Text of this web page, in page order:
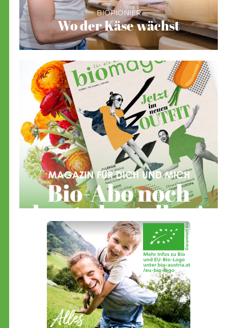
BIOPIONIER
Wo der Käse wächst